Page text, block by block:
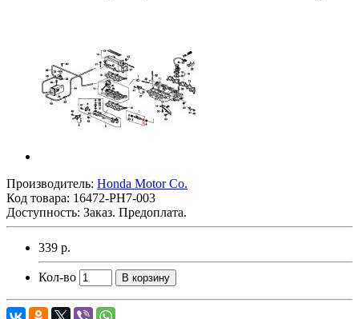
Производитель: Honda Motor Co.
Код товара: 16472-PH7-003
Доступность: Заказ. Предоплата.
339 р.
Кол-во В корзину